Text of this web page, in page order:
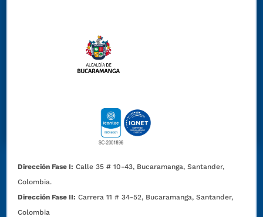
Dirección Fase I: Calle 35 # 10-43, Bucaramanga, Santander,
Colombia.
Dirección Fase II: Carrera 11 # 34-52, Bucaramanga, Santander,
Colombia